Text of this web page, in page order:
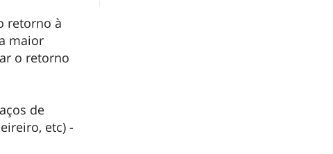
retorno à
maior
o retorno
de
etc) -